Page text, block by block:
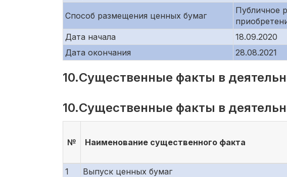
Способ размещения ценных бумаг
Публичное
Дата начала
18.09.2020
Дата окончания
28.08.2021
10.Существенные факты в
10.Существенные факты в
№ Наименование существенного факта
1
Выпуск ценных бумаг